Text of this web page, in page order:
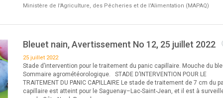
Ministère de l'Agriculture, des Pêcheries et de l'Alimentation (MAPAQ)
Bleuet nain, Avertissement No 12, 25 juillet 2022
25 juillet 2022
Stade d’intervention pour le traitement du panic capillaire. Mouche du
Sommaire agrométéorologique. STADE D’INTERVENTION POUR LE
TRAITEMENT DU PANIC CAPILLAIRE Le stade de traitement de 7 cm du
capillaire est atteint pour le Saguenay–Lac-Saint-Jean, et il est à